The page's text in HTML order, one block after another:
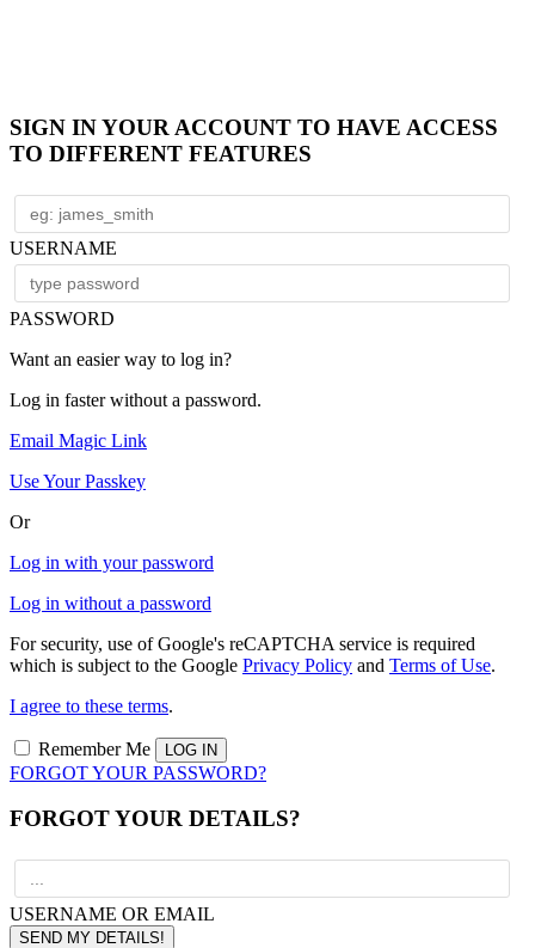
SIGN IN YOUR ACCOUNT TO HAVE ACCESS
TO DIFFERENT FEATURES
USERNAME
PASSWORD
Want an easier way to log in?
Log in faster without a password.
Email Magic Link
Use Your Passkey
Or
Log in with your password
Log in without a password
For security, use of Google's reCAPTCHA service is required
which is subject to the Google Privacy Policy and Terms of Use.
I agree to these terms.
Remember Me
FORGOT YOUR PASSWORD?
FORGOT YOUR DETAILS?
USERNAME OR EMAIL